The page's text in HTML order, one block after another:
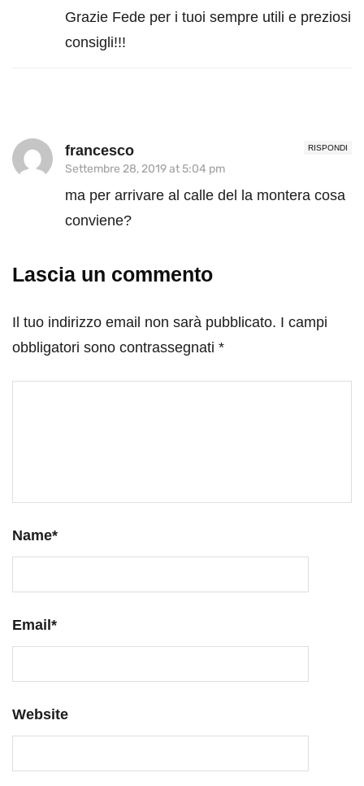
Grazie Fede per i tuoi sempre utili e preziosi
consigli!!!
RISPONDI
francesco
Settembre 28, 2019 at 5:04 pm
ma per arrivare al calle del la montera cosa
conviene?
Lascia un commento
Il tuo indirizzo email non sarà pubblicato. I campi
obbligatori sono contrassegnati *
Name*
Email *
Website